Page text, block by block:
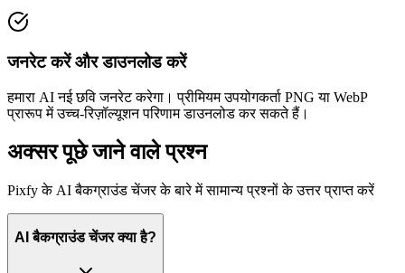
जनरेट करें और डाउनलोड करें
हमारा AI नई छवि जनरेट करेगा। प्रीमियम उपयोगकर्ता PNG या WebP
प्रारूप में उच्च-रिज़ॉल्यूशन परिणाम डाउनलोड कर सकते हैं।
अक्सर पूछे जाने वाले प्रश्न
Pixfy के AI बैकग्राउंड चेंजर के बारे में सामान्य प्रश्नों के उत्तर प्राप्त करें
AI बैकग्राउंड चेंजर क्या है?